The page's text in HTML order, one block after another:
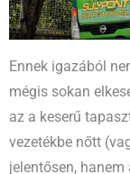
Ennek igazából
mégis sokan
az a keserű
vezetékbe nőtt
jelentősen,